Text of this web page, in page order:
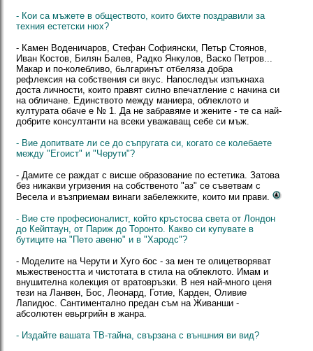
- Кои са мъжете в обществото, които бихте поздравили за
техния естетски нюх?
- Камен Воденичаров, Стефан Софиянски, Петьр Стоянов,
Иван Костов, Билян Балев, Радко Янкулов, Васко Петров...
Макар и по-колебливо, бьлгаринът отбеляза добра
рефлексия на собствения си вкус. Напоследък изпъкнаха
доста личности, които правят силно впечатление с начина си
на обличане. Единството между маниера, облеклото и
културата обаче е № 1. Да не забравяме и жените - те са най-
добрите консултанти на всеки уважаващ себе си мъж.
- Вие допитвате ли се до съпругата си, когато се колебаете
между "Егоист" и "Черути"?
- Дамите се раждат с висше образование по естетика. Затова
без никакви угризения на собственото "аз" се съветвам с
Весела и възприемам винаги забележките, които ми прави.
- Вие сте професионалист, който кръстосва света от Лондон
до Кейптаун, от Париж до Торонто. Какво си купувате в
бутиците на "Пето авеню" и в "Хародс"?
- Моделите на Черути и Хуго бoc - за мен те олицетворяват
мьжествеността и чистотата в стила на облеклото. Имам и
внушителна колекция от вратовръзки. В нея най-много ценя
тези на Ланвен, Бос, Леонард, Готие, Карден, Оливие
Лапидюс. Сантиментално предан съм на Живанши -
абсолютен евьргрийн в жанра.
- Издайте вашата ТВ-тайна, свързана с външния ви вид?